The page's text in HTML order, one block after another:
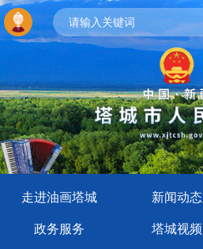
走进油画塔城 新闻动态
政务服务 塔城视频